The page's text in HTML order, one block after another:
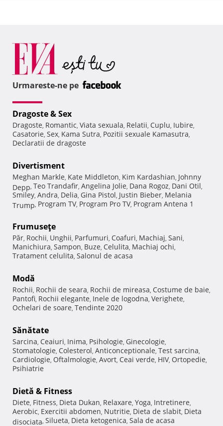
Urmareste-ne pe
Dragoste & Sex
Dragoste, Romantic, Viata sexuala, Relatii, Cuplu, Iubire,
Casatorie, Sex, Kama Sutra, Pozitii sexuale Kamasutra,
Declaratii de dragoste
Divertisment
Meghan Markle, Kate Middleton, Kim Kardashian, Johnny
Depp, Teo Trandafir, Angelina Jolie, Dana Rogoz, Dani Otil,
Smiley, Andra, Delia, Gina Pistol, Justin Bieber, Melania
Trump, Program TV, Program Pro TV, Program Antena 1
Frumuseţe
Păr, Rochii, Unghii, Parfumuri, Coafuri, Machiaj, Sani,
Manichiura, Sampon, Buze, Celulita, Machiaj ochi,
Tratament celulita, Salonul de acasa
Modă
Rochii, Rochii de seara, Rochii de mireasa, Costume de baie,
Pantofi, Rochii elegante, Inele de logodna, Verighete,
Ochelari de soare, Tendinte 2020
Sănătate
Sarcina, Ceaiuri, Inima, Psihologie, Ginecologie,
Stomatologie, Colesterol, Anticonceptionale, Test sarcina,
Cardiologie, Oftalmologie, Avort, Ceai verde, HIV, Ortopedie,
Psihiatrie
Dietă & Fitness
Diete, Fitness, Dieta Dukan, Relaxare, Yoga, Intretinere,
Aerobic, Exercitii abdomen, Nutritie, Dieta de slabit, Dieta
disociata, Silueta, Dieta ketogenica, Sala de acasa